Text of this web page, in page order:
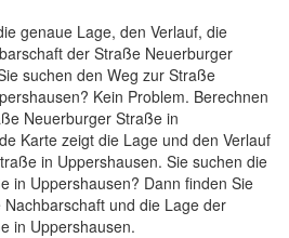
genaue Lage, den Verlauf, die
der Straße Neuerburger
suchen den Weg zur Straße
Kein Problem. Berechnen
Neuerburger Straße in
Karte zeigt die Lage und den Verlauf
in Uppershausen. Sie suchen die
in Uppershausen? Dann finden Sie
und die Lage der
in Uppershausen.